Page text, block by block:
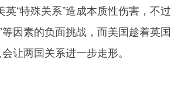
“特殊关系”造成本质性伤害，不
因素的负面挑战，而美国趁着英
让两国关系进一步走形。